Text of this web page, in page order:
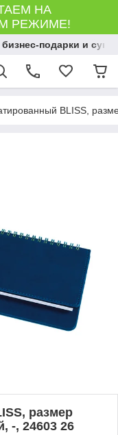
НА
РЕЖИМЕ!
подарки и
BLISS,
размер
-, 24603 26